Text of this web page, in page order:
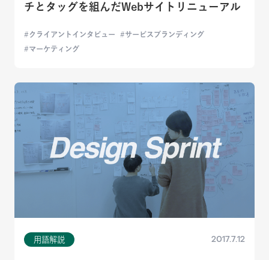
チとタッグを組んだWebサイトリニューアル
クライアントインタビュー
サービスブランディング
マーケティング
用語解説 2017.7.12